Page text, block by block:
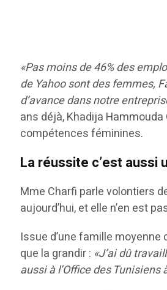
«Pas moins de 46% des
de Yahoo sont des femmes,
d’avance dans notre
ans déjà, Khadija
compétences féminines.
La réussite c’est aussi
Mme Charfi parle volontiers
aujourd’hui, et elle n’en est
Issue d’une famille
que la grandir : «J’ai dû
aussi à l’Office des